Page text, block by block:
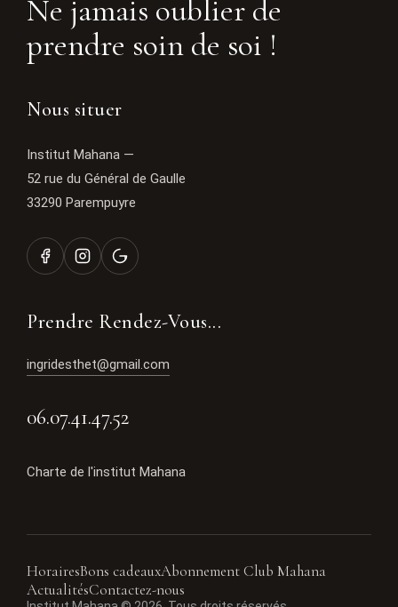
Ne jamais oublier de
prendre soin de soi !
Nous situer
Institut Mahana —
52 rue du Général de Gaulle
33290 Parempuyre
Prendre Rendez-Vous...
ingridesthet@gmail.com
06.07.41.47.52
Charte de l'institut Mahana
HorairesBons cadeauxAbonnement Club Mahana
ActualitésContactez-nous